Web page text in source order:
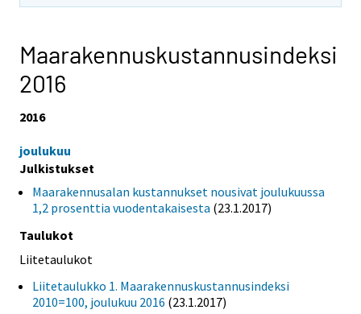
Maarakennuskustannusindeksi
2016
2016
joulukuu
Julkistukset
Maarakennusalan kustannukset nousivat joulukuussa
1,2 prosenttia vuodentakaisesta (23.1.2017)
Taulukot
Liitetaulukot
Liitetaulukko 1. Maarakennuskustannusindeksi
2010=100, joulukuu 2016 (23.1.2017)